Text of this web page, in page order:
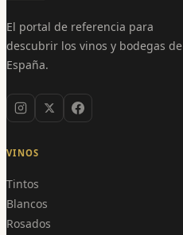
El portal de referencia para
descubrir los vinos y bodegas de
España.
VINOS
Tintos
Blancos
Rosados